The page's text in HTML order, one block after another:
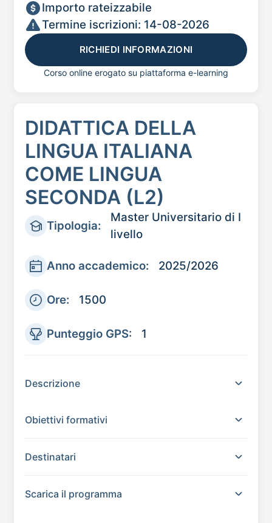
Importo rateizzabile
Termine iscrizioni: 14-08-2026
RICHIEDI INFORMAZIONI
Corso online erogato su piattaforma e-learning
DIDATTICA DELLA
LINGUA ITALIANA
COME LINGUA
SECONDA (L2)
Tipologia:
Master Universitario di I
livello
Anno accademico: 2025/2026
Ore: 1500
Punteggio GPS: 1
Descrizione
Obiettivi formativi
Destinatari
Scarica il programma